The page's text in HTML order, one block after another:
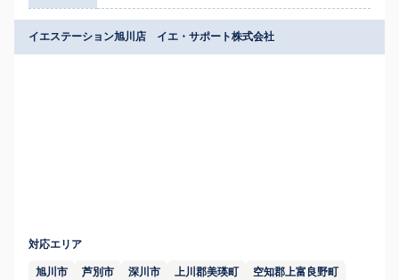
イエステーション旭川店 イエ・サポート株式会社
対応エリア
旭川市 芦別市 深川市 上川郡美瑛町 空知郡上富良野町